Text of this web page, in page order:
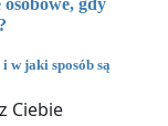
w jaki sposób są
Ciebie